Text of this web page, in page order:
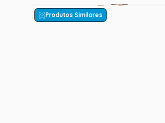
Produtos Similares